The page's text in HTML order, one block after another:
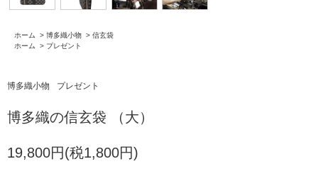
ホーム > 博多織小物 > 信玄袋
ホーム
> プレゼント
博多織小物 プレゼント
博多織の信玄袋 （大）
19,800円(税1,800円)